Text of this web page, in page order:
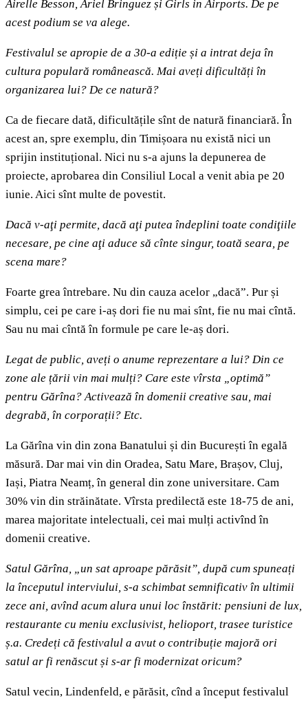
Airelle Besson, Ariel Bringuez și Girls in Airports. De pe
acest podium se va alege.
Festivalul se apropie de a 30-a ediție și a intrat deja în
cultura populară românească. Mai aveți dificultăți în
organizarea lui? De ce natură?
Ca de fiecare dată, dificultățile sînt de natură financiară. În
acest an, spre exemplu, din Timișoara nu există nici un
sprijin instituțional. Nici nu s-a ajuns la depunerea de
proiecte, aprobarea din Consiliul Local a venit abia pe 20
iunie. Aici sînt multe de povestit.
Dacă v-aţi permite, dacă aţi putea îndeplini toate condiţiile
necesare, pe cine aţi aduce să cînte singur, toată seara, pe
scena mare?
Foarte grea întrebare. Nu din cauza acelor „dacă”. Pur și
simplu, cei pe care i-aș dori fie nu mai sînt, fie nu mai cîntă.
Sau nu mai cîntă în formule pe care le-aș dori.
Legat de public, aveți o anume reprezentare a lui? Din ce
zone ale țării vin mai mulți? Care este vîrsta „optimă”
pentru Gărîna? Activează în domenii creative sau, mai
degrabă, în corporații? Etc.
La Gărîna vin din zona Banatului și din București în egală
măsură. Dar mai vin din Oradea, Satu Mare, Brașov, Cluj,
Iași, Piatra Neamț, în general din zone universitare. Cam
30% vin din străinătate. Vîrsta predilectă este 18-75 de ani,
marea majoritate intelectuali, cei mai mulți activînd în
domenii creative.
Satul Gărîna, „un sat aproape părăsit”, după cum spuneați
la începutul interviului, s-a schimbat semnificativ în ultimii
zece ani, avînd acum alura unui loc înstărit: pensiuni de lux,
restaurante cu meniu exclusivist, helioport, trasee turistice
ș.a. Credeți că festivalul a avut o contribuție majoră ori
satul ar fi renăscut și s-ar fi modernizat oricum?
Satul vecin, Lindenfeld, e părăsit, cînd a început festivalul